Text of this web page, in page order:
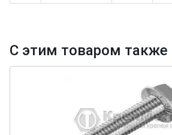
С этим товаром также